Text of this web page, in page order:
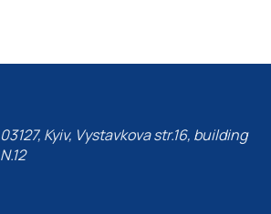
03127, Kyiv, Vystavkova str.16, building
N.12